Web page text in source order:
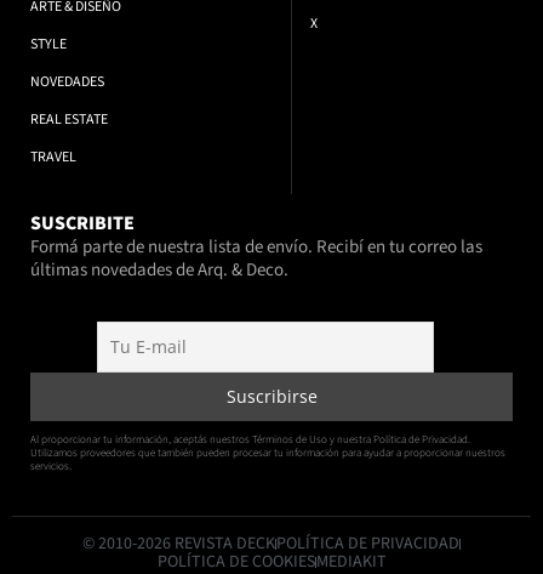
ARTE & DISEÑO
STYLE
NOVEDADES
REAL ESTATE
TRAVEL
X
SUSCRIBITE
Formá parte de nuestra lista de envío. Recibí en tu correo las
últimas novedades de Arq. & Deco.
Al proporcionar tu información, aceptás nuestros Términos de Uso y nuestra Política de Privacidad.
Utilizamos proveedores que también pueden procesar tu información para ayudar a proporcionar nuestros
servicios.
© 2010-2026 REVISTA DECKPOLÍTICA DE PRIVACIDAD
POLÍTICA DE COOKIESMEDIAKIT